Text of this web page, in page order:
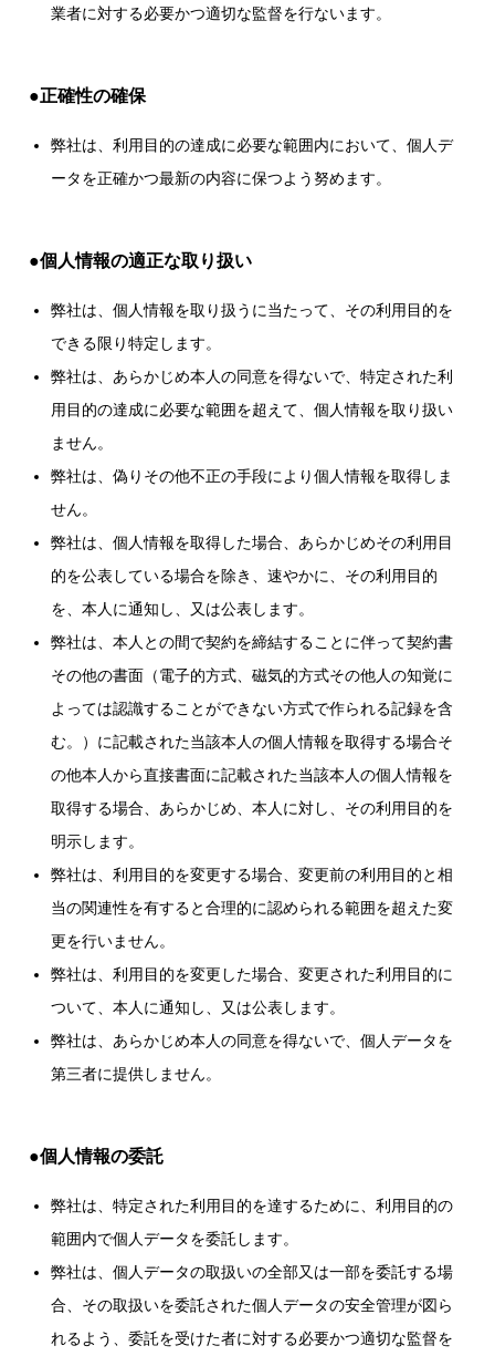
業者に対する必要かつ適切な監督を行ないます。
●正確性の確保
弊社は、利用目的の達成に必要な範囲内において、個人デ
ータを正確かつ最新の内容に保つよう努めます。
●個人情報の適正な取り扱い
弊社は、個人情報を取り扱うに当たって、その利用目的を
できる限り特定します。
弊社は、あらかじめ本人の同意を得ないで、特定された利
用目的の達成に必要な範囲を超えて、個人情報を取り扱い
ません。
弊社は、偽りその他不正の手段により個人情報を取得しま
せん。
弊社は、個人情報を取得した場合、あらかじめその利用目
的を公表している場合を除き、速やかに、その利用目的
を、本人に通知し、又は公表します。
弊社は、本人との間で契約を締結することに伴って契約書
その他の書面（電子的方式、磁気的方式その他人の知覚に
よっては認識することができない方式で作られる記録を含
む。）に記載された当該本人の個人情報を取得する場合そ
の他本人から直接書面に記載された当該本人の個人情報を
取得する場合、あらかじめ、本人に対し、その利用目的を
明示します。
弊社は、利用目的を変更する場合、変更前の利用目的と相
当の関連性を有すると合理的に認められる範囲を超えた変
更を行いません。
弊社は、利用目的を変更した場合、変更された利用目的に
ついて、本人に通知し、又は公表します。
弊社は、あらかじめ本人の同意を得ないで、個人データを
第三者に提供しません。
●個人情報の委託
弊社は、特定された利用目的を達するために、利用目的の
範囲内で個人データを委託します。
弊社は、個人データの取扱いの全部又は一部を委託する場
合、その取扱いを委託された個人データの安全管理が図ら
れるよう、委託を受けた者に対する必要かつ適切な監督を